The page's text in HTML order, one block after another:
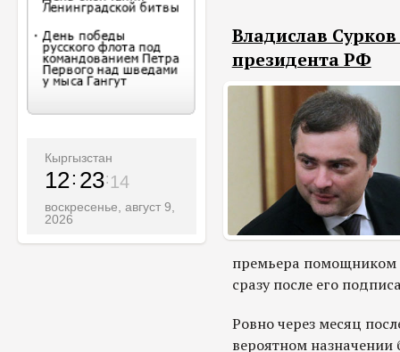
Кыргызстан
12 23 16
воскресенье, август 9,
2026
Владислав
президента РФ
премьера помощником
сразу после его
Ровно через месяц
вероятном